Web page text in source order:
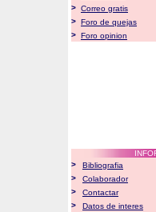
> Correo gratis
> Foro de quejas
> Foro opinion
>
Bibliografia
>
Colaborador
>
Contactar
>
Datos de interes